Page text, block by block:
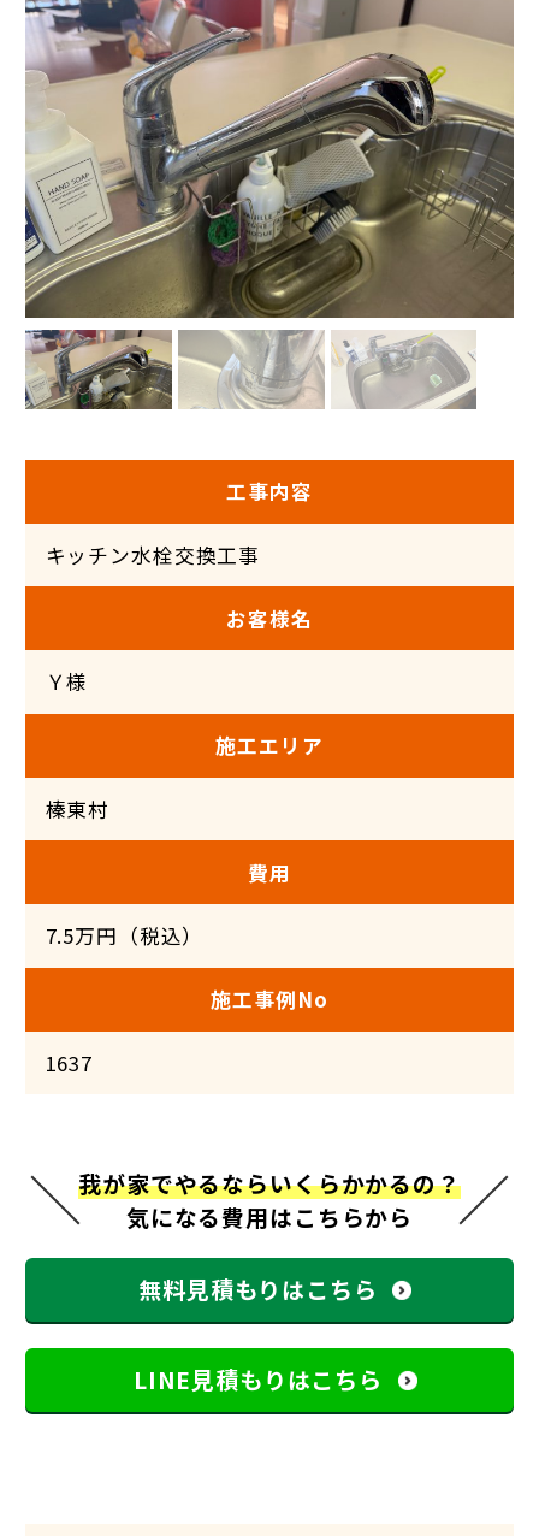
工事内容
キッチン水栓交換工事
お客様名
Ｙ様
施工エリア
榛東村
費用
7.5万円（税込）
施工事例No
1637
我が家でやるならいくらかかるの？
気になる費用はこちらから
無料見積もりはこちら
LINE見積もりはこちら